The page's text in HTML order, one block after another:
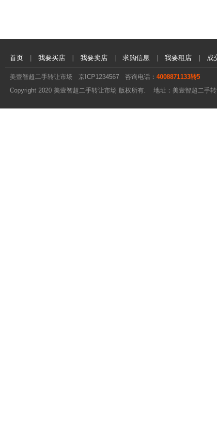
首页 我要买店 我要卖店 求购信息 我要租店 成
美壹智超二手转让市场 京ICP1234567 咨询电话： 4008871133转5
Copyright 2020 美壹智超二手转让市场 版权所有. 地址：美壹智超二手